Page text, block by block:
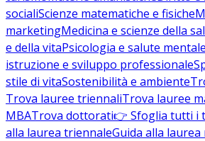
socialiScienze matematiche e fisiche
marketingMedicina e scienze della
e della vitaPsicologia e salute mentale
istruzione e sviluppo professionale
stile di vitaSostenibilità e ambiente
Trova lauree triennaliTrova lauree
MBATrova dottorati👉 Sfoglia tutti i
alla laurea triennaleGuida alla